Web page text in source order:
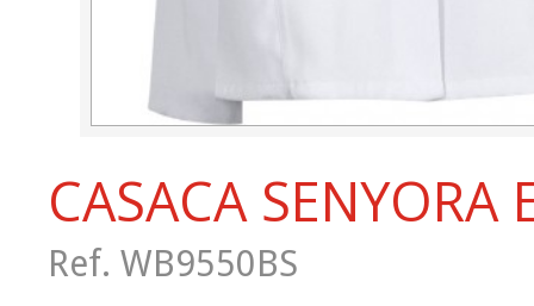
CASACA SENYORA
Ref. WB9550BS